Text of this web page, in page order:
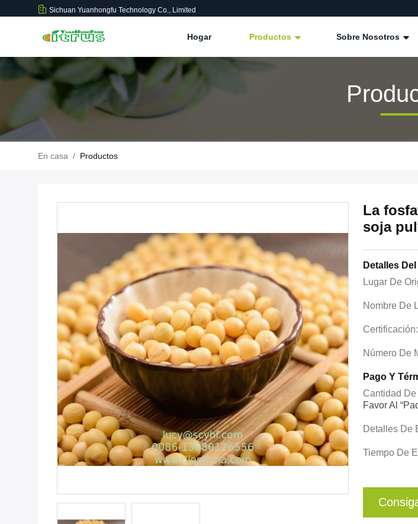
Sichuan Yuanhongfu Technology Co., Limited
Hogar Productos Sobre Nosotros
En casa / Productos
La
soja
Detalles
Lugar De
Nombre De
Certificación:
Número De
Pago Y
Cantidad
Favor Al
Detalles De
Tiempo De